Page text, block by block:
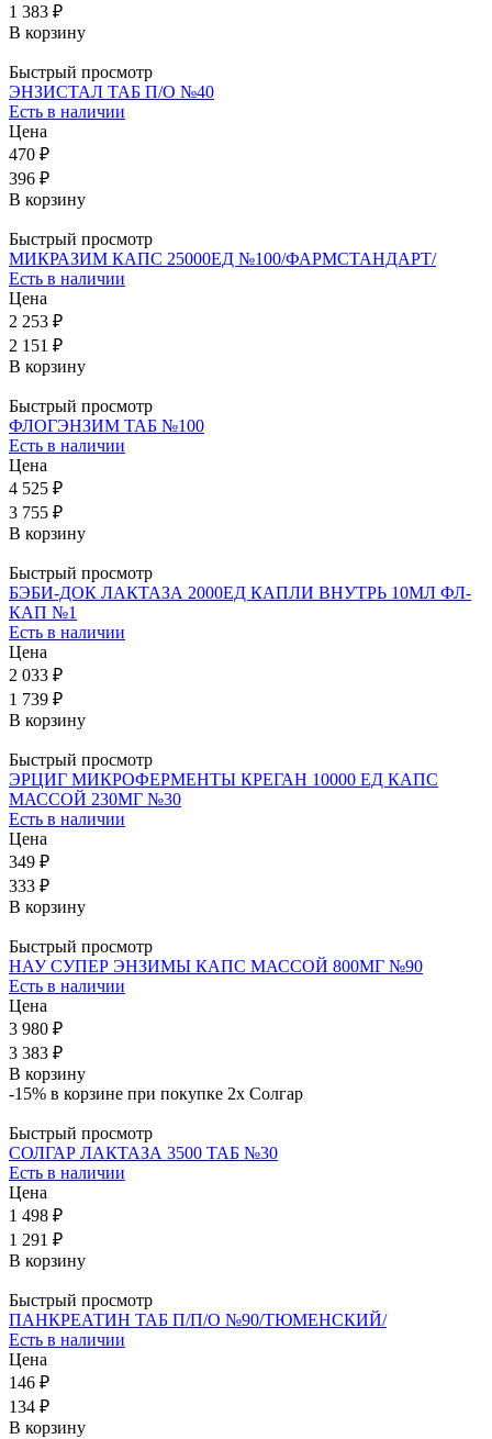
1 383 ₽
В корзину
Быстрый просмотр
ЭНЗИСТАЛ ТАБ П/О №40
Есть в наличии
Цена
470 ₽
396 ₽
В корзину
Быстрый просмотр
МИКРАЗИМ КАПС 25000ЕД №100/ФАРМСТАНДАРТ/
Есть в наличии
Цена
2 253 ₽
2 151 ₽
В корзину
Быстрый просмотр
ФЛОГЭНЗИМ ТАБ №100
Есть в наличии
Цена
4 525 ₽
3 755 ₽
В корзину
Быстрый просмотр
БЭБИ-ДОК ЛАКТАЗА 2000ЕД КАПЛИ ВНУТРЬ 10МЛ ФЛ-
КАП №1
Есть в наличии
Цена
2 033 ₽
1 739 ₽
В корзину
Быстрый просмотр
ЭРЦИГ МИКРОФЕРМЕНТЫ КРЕГАН 10000 ЕД КАПС
МАССОЙ 230МГ №30
Есть в наличии
Цена
349 ₽
333 ₽
В корзину
Быстрый просмотр
НАУ СУПЕР ЭНЗИМЫ КАПС МАССОЙ 800МГ №90
Есть в наличии
Цена
3 980 ₽
3 383 ₽
В корзину
-15% в корзине при покупке 2х Солгар
Быстрый просмотр
СОЛГАР ЛАКТАЗА 3500 ТАБ №30
Есть в наличии
Цена
1 498 ₽
1 291 ₽
В корзину
Быстрый просмотр
ПАНКРЕАТИН ТАБ П/П/О №90/ТЮМЕНСКИЙ/
Есть в наличии
Цена
146 ₽
134 ₽
В корзину